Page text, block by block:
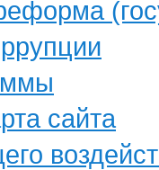
сайта